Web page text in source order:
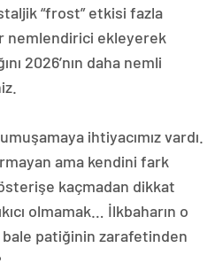
“frost” etkisi fazla
nemlendirici ekleyerek
2026’nın daha nemli
ihtiyacımız vardı.
ama kendini fark
kaçmadan dikkat
olmamak… İlkbaharın o
patiğinin zarafetinden